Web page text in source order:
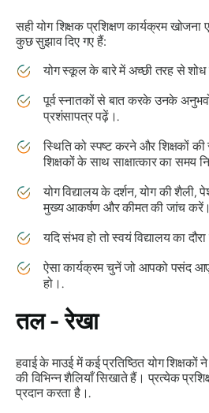
सही योग शिक्षक प्रशिक्षण कार्यक्रम
कुछ सुझाव दिए गए हैं:
योग स्कूल के बारे में अच्छी तरह से
पूर्व स्नातकों से बात करके उनके
प्रशंसापत्र पढ़ें।.
स्थिति को स्पष्ट करने और शिक्षकों
शिक्षकों के साथ साक्षात्कार का समय
योग विद्यालय के दर्शन, योग की शैली,
मुख्य आकर्षण और कीमत की जांच
यदि संभव हो तो स्वयं विद्यालय का
ऐसा कार्यक्रम चुनें जो आपको पसंद
हो।.
तल - रेखा
हवाई के माउई में कई प्रतिष्ठित योग
की विभिन्न शैलियाँ सिखाते हैं। प्रत्येक
प्रदान करता है।.